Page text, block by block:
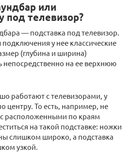
или
под телевизор?
— подставка под телевизор.
у нее классические
(глубина и ширина)
непосредственно на ее верхнюю
работают с телевизорами, у
центру. То есть, например, не
расположенными по краям
на такой подставке: ножки
слишком широко, а подставка
узкой.